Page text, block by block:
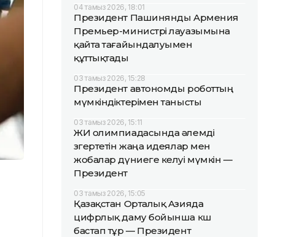
04 тамыз 2026, 18:01
Президент Пашинянды Армения
Премьер-министрі лауазымына
қайта тағайындалуымен
құттықтады
03 тамыз 2026, 15:28
Президент автономды роботтың
мүмкіндіктерімен танысты
03 тамыз 2026, 15:11
ЖИ олимпиадасында әлемді
өзгертетін жаңа идеялар мен
жобалар дүниеге келуі мүмкін —
Президент
03 тамыз 2026, 15:05
Қазақстан Орталық Азияда
цифрлық даму бойынша көш
бастап тұр — Президент